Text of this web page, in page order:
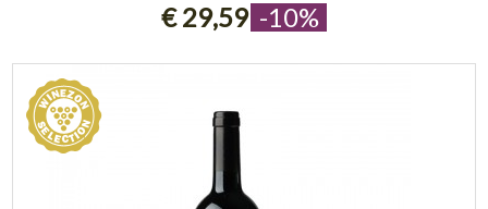
€ 29,59 -10%